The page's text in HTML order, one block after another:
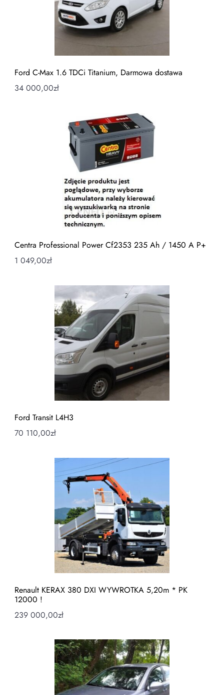
Ford C-Max 1.6 TDCi Titanium, Darmowa dostawa
34 000,00zł
Centra Professional Power Cf2353 235 Ah / 1450 A P+
1 049,00zł
Ford Transit L4H3
70 110,00zł
Renault KERAX 380 DXI WYWROTKA 5,20m * PK
12000 !
239 000,00zł